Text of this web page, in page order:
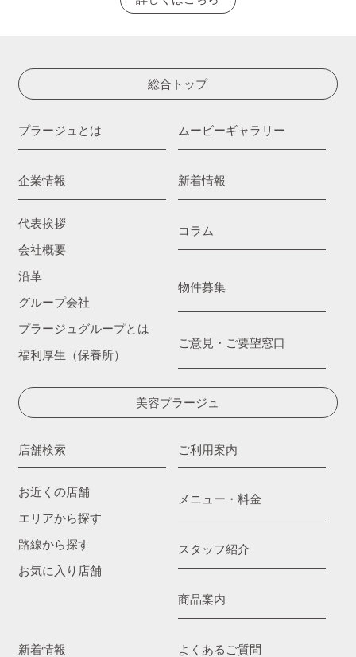
総合トップ
プラージュとは
企業情報
代表挨拶
会社概要
沿革
グループ会社
プラージュグループとは
福利厚生（保養所）
ムービーギャラリー
新着情報
コラム
物件募集
ご意見・ご要望窓口
美容プラージュ
店舗検索
お近くの店舗
エリアから探す
路線から探す
お気に入り店舗
ご利用案内
メニュー・料金
スタッフ紹介
商品案内
新着情報 よくあるご質問